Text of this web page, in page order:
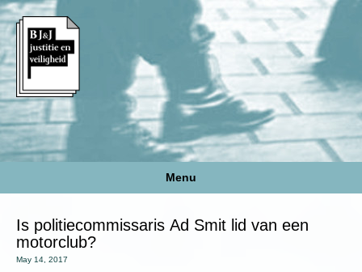
Menu
Is politiecommissaris Ad Smit lid van een
motorclub?
May 14, 2017